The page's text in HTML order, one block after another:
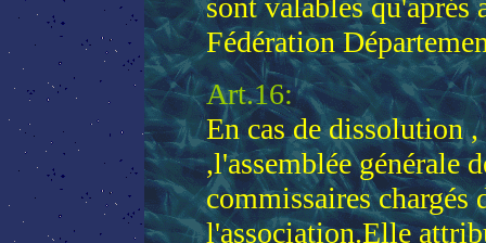
sont valables qu'aprés
Fédération
Art.16:
En cas de dissolution
,l'assemblée générale
commissaires
l'association.Elle